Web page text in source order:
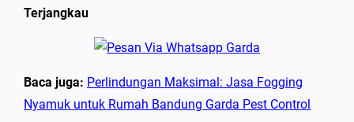
Terjangkau
Baca juga: Perlindungan Maksimal: Jasa Fogging
Nyamuk untuk Rumah Bandung Garda Pest Control